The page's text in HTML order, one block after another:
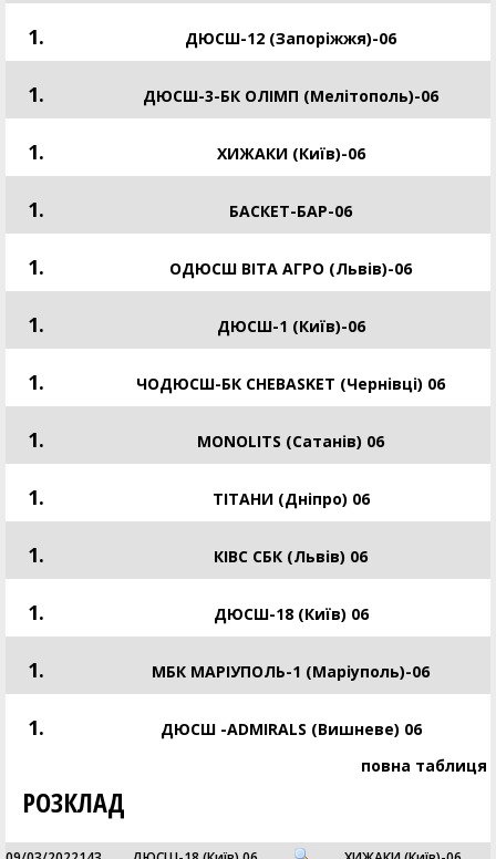
1. ДЮСШ-12 (Запоріжжя)-06
1. ДЮСШ-3-БК ОЛІМП (Мелітополь)-06
1. ХИЖАКИ (Київ)-06
1. БАСКЕТ-БАР-06
1. ОДЮСШ ВІТА АГРО (Львів)-06
1. ДЮСШ-1 (Київ)-06
1. ЧОДЮСШ-БК CHEBASKET (Чернівці) 06
1. MONOLITS (Сатанів) 06
1. ТІТАНИ (Дніпро) 06
1. КІВС СБК (Львів) 06
1. ДЮСШ-18 (Київ) 06
1. МБК МАРІУПОЛЬ-1 (Маріуполь)-06
1.
ДЮСШ -ADMIRALS (Вишневе) 06
повна таблиця
РОЗКЛАД